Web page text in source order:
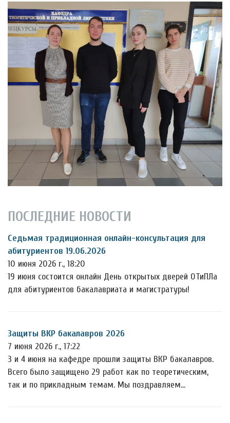
ПОСЛЕДНИЕ НОВОСТИ
Седьмая традиционная онлайн-консультация для
абитуриентов 19.06.2026
10 июня 2026 г., 18:20
19 июня состоится онлайн День открытых дверей ОТиПЛа
для абитуриентов бакалавриата и магистратуры!
Защиты ВКР бакалавров 2026
7 июня 2026 г., 17:22
3 и 4 июня на кафедре прошли защиты ВКР бакалавров.
Всего было защищено 29 работ как по теоретическим,
так и по прикладным темам. Мы поздравляем…